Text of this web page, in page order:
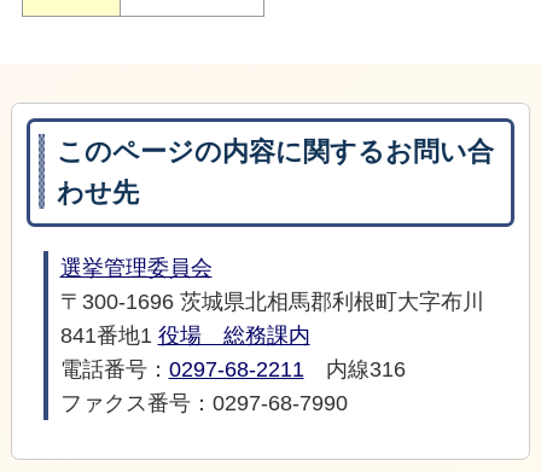
このページの内容に関するお問い合
わせ先
選挙管理委員会
〒300-1696 茨城県北相馬郡利根町大字布川
841番地1 役場 総務課内
電話番号： 0297-68-2211 内線316
ファクス番号：0297-68-7990